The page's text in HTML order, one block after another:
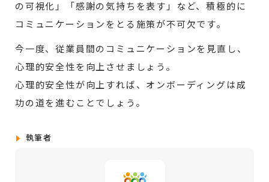
の可視化」「感謝の気持ちを表す」など、積極的に
コミュニケーションをとる施策が不可欠です。
今一度、従業員間のコミュニケーションを見直し、
心理的安全性を向上させましょう。
心理的安全性が向上すれば、オンボーディングは成
功の道を進むことでしょう。
執筆者